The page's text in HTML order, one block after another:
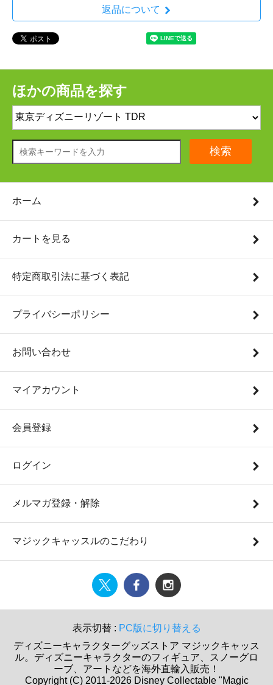
返品について
ほかの商品を探す
検索
ホーム
カートを見る
特定商取引法に基づく表記
プライバシーポリシー
お問い合わせ
マイアカウント
会員登録
ログイン
メルマガ登録・解除
マジックキャッスルのこだわり
表示切替 : PC版に切り替える
ディズニーキャラクターグッズストア マジックキャッス
ル。ディズニーキャラクターのフィギュア、スノーグロ
ーブ、アートなどを海外直輸入販売！
Copyright (C) 2011-2026 Disney Collectable "Magic